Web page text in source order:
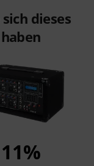
dieses
11%